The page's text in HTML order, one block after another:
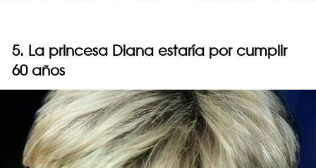
5. La princesa Diana estaría por cumplir
60 años